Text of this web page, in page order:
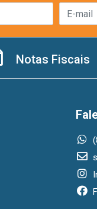
Notas Fiscais